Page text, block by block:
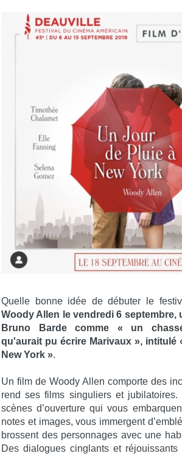
Quelle bonne idée de débuter le
Woody Allen le vendredi 6 septembre,
Bruno Barde comme « un
qu'aurait pu écrire Marivaux », intitulé
New York ».
Un film de Woody Allen comporte des
rend ses films singuliers et
scènes d’ouverture qui vous
notes et images, vous immergent
brossent des personnages avec une
Des dialogues cinglants et